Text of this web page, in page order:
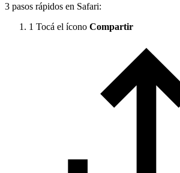
3 pasos rápidos en Safari:
1 Tocá el ícono Compartir